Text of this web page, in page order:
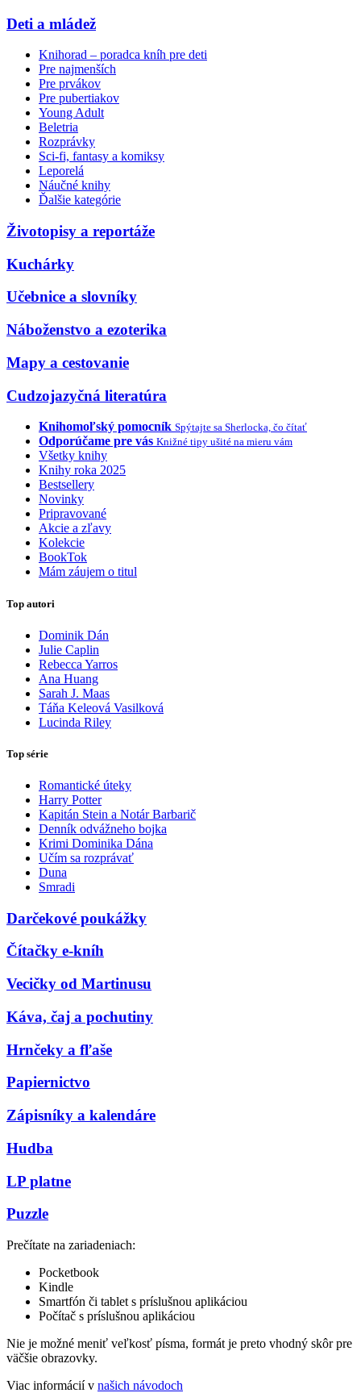
Deti a mládež
Knihorad – poradca kníh pre deti
Pre najmenších
Pre prvákov
Pre pubertiakov
Young Adult
Beletria
Rozprávky
Sci-fi, fantasy a komiksy
Leporelá
Náučné knihy
Ďalšie kategórie
Životopisy a reportáže
Kuchárky
Učebnice a slovníky
Náboženstvo a ezoterika
Mapy a cestovanie
Cudzojazyčná literatúra
Knihomoľský pomocník Spýtajte sa Sherlocka, čo čítať
Odporúčame pre vás Knižné tipy ušité na mieru vám
Všetky knihy
Knihy roka 2025
Bestsellery
Novinky
Pripravované
Akcie a zľavy
Kolekcie
BookTok
Mám záujem o titul
Top autori
Dominik Dán
Julie Caplin
Rebecca Yarros
Ana Huang
Sarah J. Maas
Táňa Keleová Vasilková
Lucinda Riley
Top série
Romantické úteky
Harry Potter
Kapitán Stein a Notár Barbarič
Denník odvážneho bojka
Krimi Dominika Dána
Učím sa rozprávať
Duna
Smradi
Darčekové poukážky
Čítačky e-kníh
Vecičky od Martinusu
Káva, čaj a pochutiny
Hrnčeky a fľaše
Papiernictvo
Zápisníky a kalendáre
Hudba
LP platne
Puzzle
Prečítate na zariadeniach:
Pocketbook
Kindle
Smartfón či tablet s príslušnou aplikáciou
Počítač s príslušnou aplikáciou
Nie je možné meniť veľkosť písma, formát je preto vhodný skôr pre
väčšie obrazovky.
Viac informácií v našich návodoch